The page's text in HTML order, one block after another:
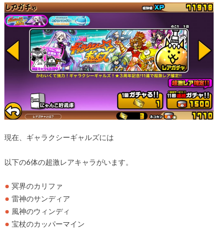
現在、ギャラクシーギャルズには
以下の6体の超激レアキャラがいます。
冥界のカリファ
雷神のサンディア
風神のウィンディ
宝杖のカッパーマイン